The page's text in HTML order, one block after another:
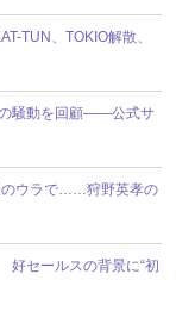
TUN、TOKIO解散、
の騒動を回顧――公式サ
のウラで……狩野英孝の
好セールスの背景に“初